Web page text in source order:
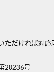
だければ対応
28236号